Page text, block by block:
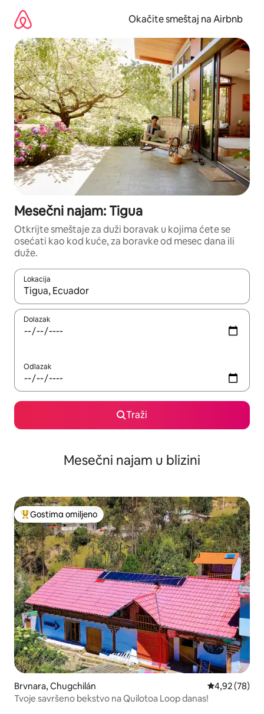
sadržaj
Okačite smeštaj na Airbnb
Mesečni najam: Tigua
Otkrijte smeštaje za duži boravak u kojima ćete se
osećati kao kod kuće, za boravke od mesec dana ili
duže.
Lokacija
Kad su rezultati dostupni, možete da se krećete kroz njih
Dolazak
Odlazak
Traži
Mesečni najam u blizini
Najuspešniji među gostima omiljenim
Gostima omiljeno
Brvnara, Chugchilán Prosečna
4,92 (78)
Tvoje savršeno bekstvo na Quilotoa Loop danas!